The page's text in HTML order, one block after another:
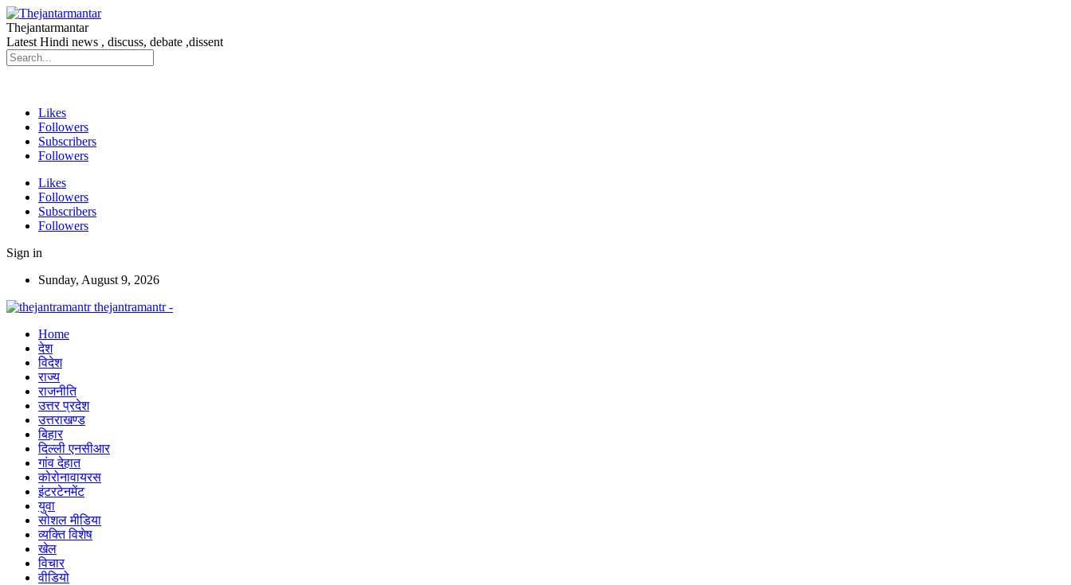
Thejantarmantar
Latest Hindi news , discuss, debate ,dissent
Likes
Followers
Subscribers
Followers
Likes
Followers
Subscribers
Followers
Sign in
Sunday, August 9, 2026
thejantramantr -
Home
देश
विदेश
राज्य
राजनीति
उत्तर प्रदेश
उत्तराखण्ड
बिहार
दिल्ली एनसीआर
गांव देहात
कोरोनावायरस
इंटरटेनमेंट
युवा
सोशल मीडिया
व्यक्ति विशेष
खेल
विचार
वीडियो